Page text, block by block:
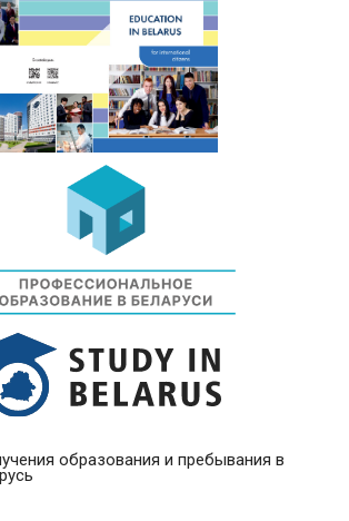
образования и пребывания в